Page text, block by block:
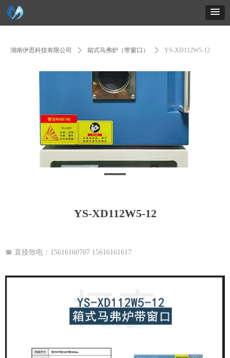
联系电话：15616161617 联系地址
湖南伊思科技有限公司 ꄲ 箱式马弗炉（带窗口） ꄲ YS-XD112W5-12
YS-XD112W5-12
☎ 直接致电：15616160707 15616161617